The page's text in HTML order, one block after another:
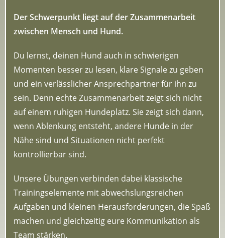
Der Schwerpunkt liegt auf der Zusammenarbeit
zwischen Mensch und Hund.
Du lernst, deinen Hund auch in schwierigen
Momenten besser zu lesen, klare Signale zu geben
und ein verlässlicher Ansprechpartner für ihn zu
sein. Denn echte Zusammenarbeit zeigt sich nicht
auf einem ruhigen Hundeplatz. Sie zeigt sich dann,
wenn Ablenkung entsteht, andere Hunde in der
Nähe sind und Situationen nicht perfekt
kontrollierbar sind.
Unsere Übungen verbinden dabei klassische
Trainingselemente mit abwechslungsreichen
Aufgaben und kleinen Herausforderungen, die Spaß
machen und gleichzeitig eure Kommunikation als
Team stärken.